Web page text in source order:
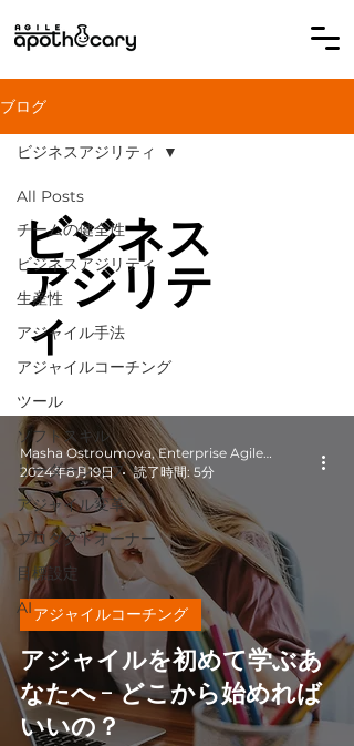
ブログ
All Posts
チームの健全性
ビジネスアジリティ
生産性
アジャイル手法
アジャイルコーチング
ツール
ソフトスキル
リーダーシップ
アジャイル変革
プロダクトオーナー
目標設定
AI
ビジネスアジリティ
ビジネス
アジリテ
ィ
アジャイルを初めて学ぶあ
なたへ - どこから始めれば
いいの？
アジャイルコーチング
Masha Ostroumova, Enterprise Agile Coach
2024年8月19日
読了時間: 5分